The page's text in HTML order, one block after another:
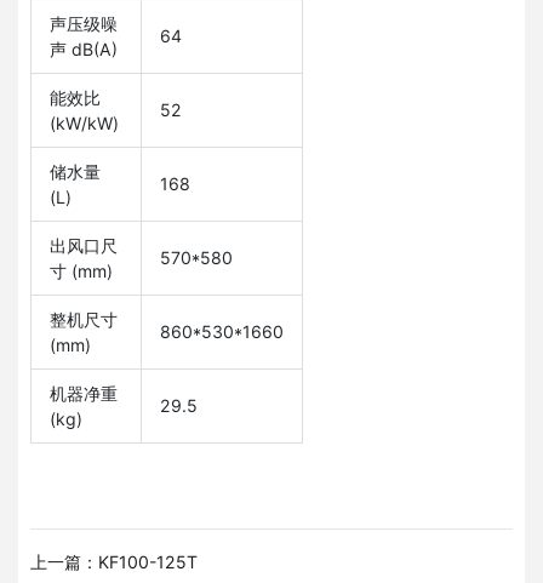
声压级噪
声 dB(A)
64
能效比
(kW/kW)
52
储水量
(L)
168
出风口尺
寸 (mm)
570*580
整机尺寸
(mm)
860*530*1660
机器净重
(kg)
29.5
上一篇：KF100-125T